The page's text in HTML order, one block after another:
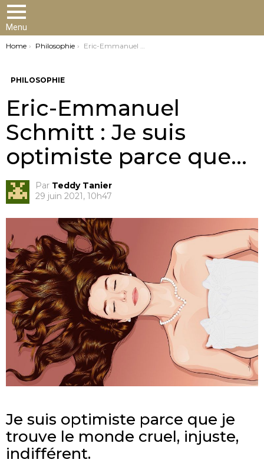
Menu
You are here:
Home Philosophie Eric-Emmanuel Schmitt : Je suis optimiste parce que…
PHILOSOPHIE
Eric-Emmanuel
Schmitt : Je suis
optimiste parce que…
Par Teddy Tanier
29 juin 2021, 10h47
Je suis optimiste parce que je
trouve le monde cruel, injuste,
indifférent.